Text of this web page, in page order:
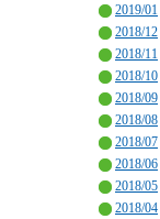
2019/01
2018/12
2018/11
2018/10
2018/09
2018/08
2018/07
2018/06
2018/05
2018/04